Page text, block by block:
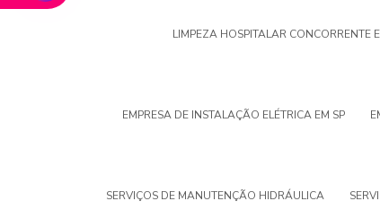
LIMPEZA HOSPITALAR CONCORRENTE
EMPRESA DE INSTALAÇÃO ELÉTRICA EM SP
SERVIÇOS DE MANUTENÇÃO HIDRÁULICA